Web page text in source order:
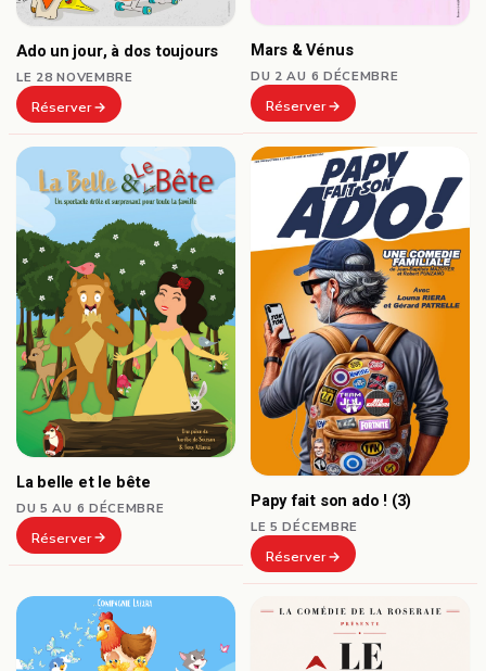
Ado un jour, à dos toujours
LE 28 NOVEMBRE
Réserver
Mars & Vénus
DU 2 AU 6 DÉCEMBRE
Réserver
La belle et le bête
DU 5 AU 6 DÉCEMBRE
Réserver
Papy fait son ado ! (3)
LE 5 DÉCEMBRE
Réserver